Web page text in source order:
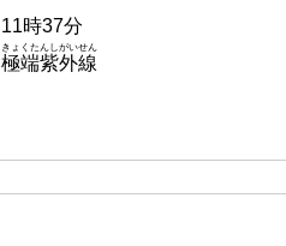
11時37分
極端紫外線
きょくたんしがいせん